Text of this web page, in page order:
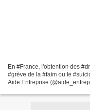
En #France, l'obtention des
#grève de la #faim ou le
Aide Entreprise